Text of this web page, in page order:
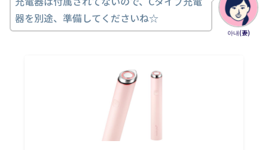
아내(妻)
器を別途、準備してくださいね☆